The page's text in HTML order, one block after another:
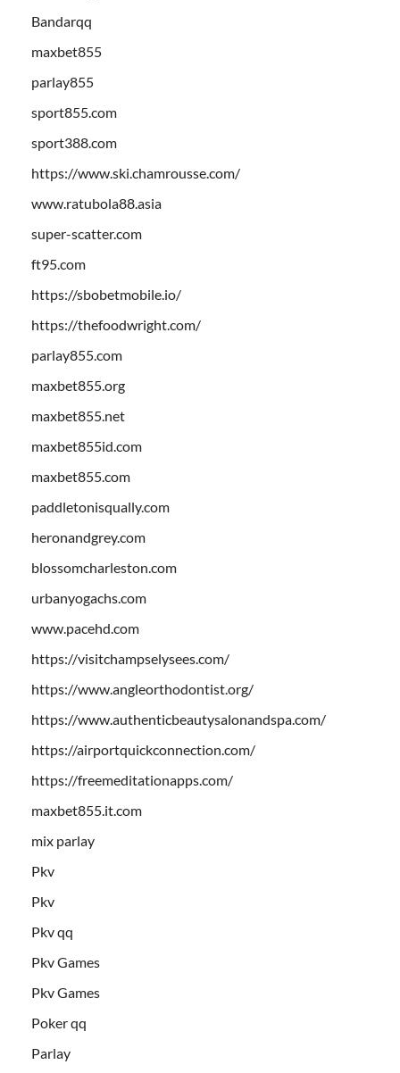
Bandarqq
maxbet855
parlay855
sport855.com
sport388.com
https://www.ski.chamrousse.com/
www.ratubola88.asia
super-scatter.com
ft95.com
https://sbobetmobile.io/
https://thefoodwright.com/
parlay855.com
maxbet855.org
maxbet855.net
maxbet855id.com
maxbet855.com
paddletonisqually.com
heronandgrey.com
blossomcharleston.com
urbanyogachs.com
www.pacehd.com
https://visitchampselysees.com/
https://www.angleorthodontist.org/
https://www.authenticbeautysalonandspa.com/
https://airportquickconnection.com/
https://freemeditationapps.com/
maxbet855.it.com
mix parlay
Pkv
Pkv
Pkv qq
Pkv Games
Pkv Games
Poker qq
Parlay